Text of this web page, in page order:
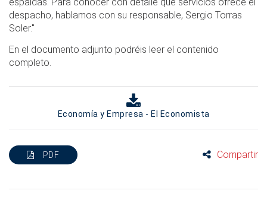
despacho, hablamos con su responsable, Sergio Torras
Soler."
En el documento adjunto podréis leer el contenido
completo.
Economía y Empresa - El Economista
PDF Compartir